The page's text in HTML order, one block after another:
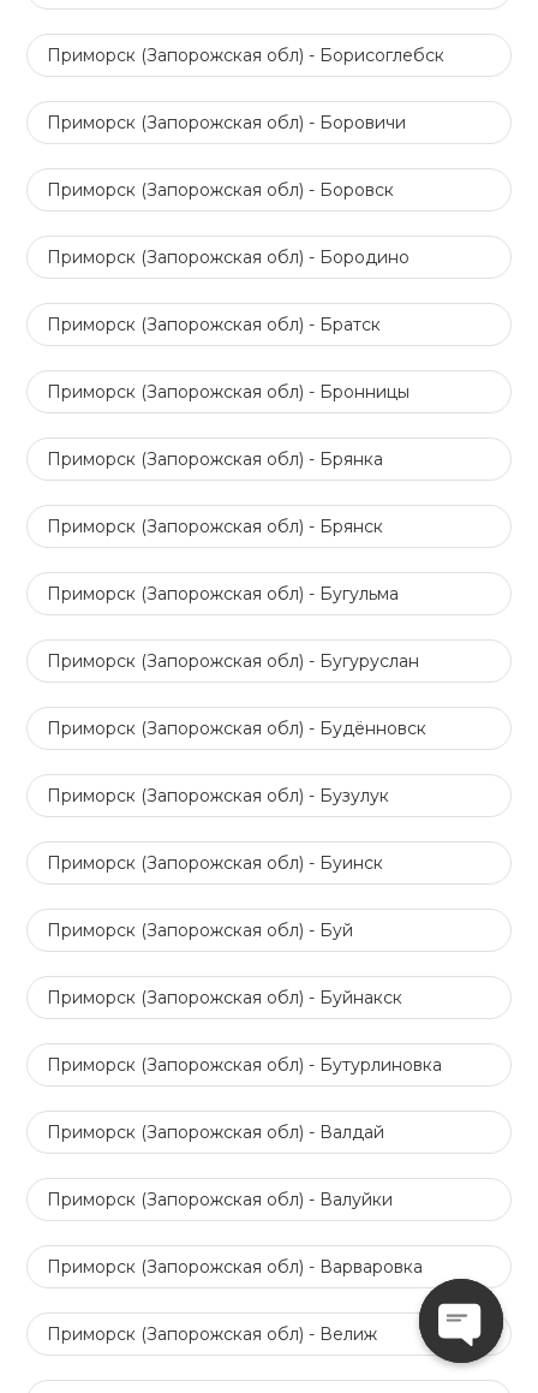
Приморск (Запорожская обл) - Борисоглебск
Приморск (Запорожская обл) - Боровичи
Приморск (Запорожская обл) - Боровск
Приморск (Запорожская обл) - Бородино
Приморск (Запорожская обл) - Братск
Приморск (Запорожская обл) - Бронницы
Приморск (Запорожская обл) - Брянка
Приморск (Запорожская обл) - Брянск
Приморск (Запорожская обл) - Бугульма
Приморск (Запорожская обл) - Бугуруслан
Приморск (Запорожская обл) - Будённовск
Приморск (Запорожская обл) - Бузулук
Приморск (Запорожская обл) - Буинск
Приморск (Запорожская обл) - Буй
Приморск (Запорожская обл) - Буйнакск
Приморск (Запорожская обл) - Бутурлиновка
Приморск (Запорожская обл) - Валдай
Приморск (Запорожская обл) - Валуйки
Приморск (Запорожская обл) - Варваровка
Приморск (Запорожская обл) - Велиж
Open